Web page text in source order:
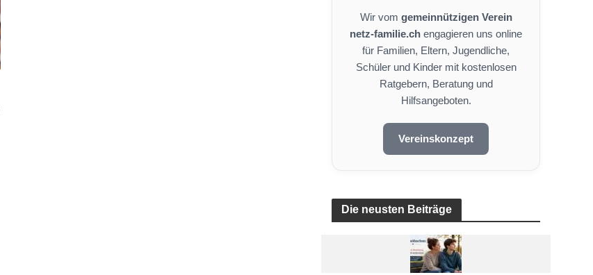
Wir vom gemeinnützigen Verein
netz-familie.ch engagieren uns online
für Familien, Eltern, Jugendliche,
Schüler und Kinder mit kostenlosen
Ratgebern, Beratung und
Hilfsangeboten.
Vereinskonzept
Die neusten Beiträge